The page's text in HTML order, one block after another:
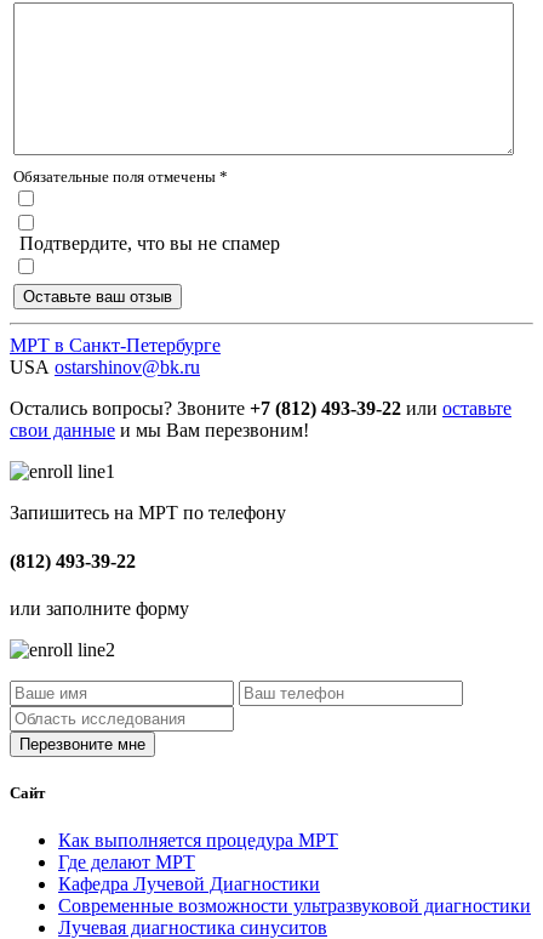
Обязательные поля отмечены *
Подтвердите, что вы не спамер
МРТ в Санкт-Петербурге
USA ostarshinov@bk.ru
Остались вопросы? Звоните +7 (812) 493-39-22 или оставьте
свои данные и мы Вам перезвоним!
Запишитесь на МРТ по телефону
(812) 493-39-22
или заполните форму
Сайт
Как выполняется процедура МРТ
Где делают МРТ
Кафедра Лучевой Диагностики
Современные возможности ультразвуковой диагностики
Лучевая диагностика синуситов